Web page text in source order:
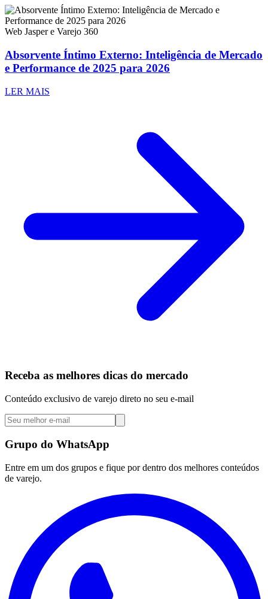
Web Jasper e Varejo 360
Absorvente Íntimo Externo: Inteligência de Mercado
e Performance de 2025 para 2026
LER MAIS
Receba as melhores dicas do mercado
Conteúdo exclusivo de varejo direto no seu e-mail
Grupo do WhatsApp
Entre em um dos grupos e fique por dentro dos melhores conteúdos
de varejo.